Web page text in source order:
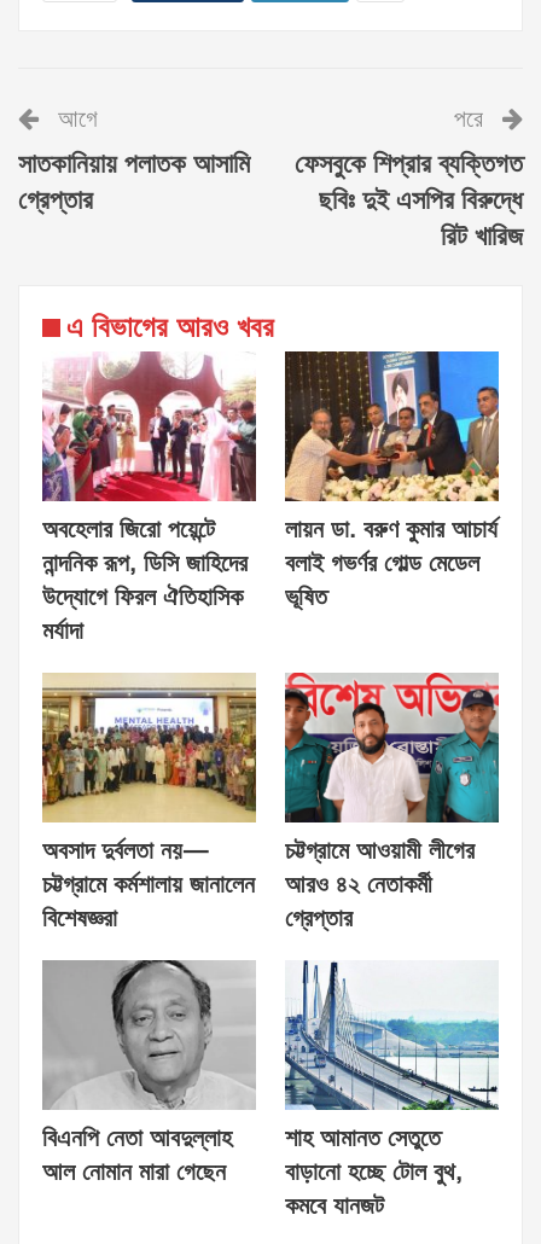
আগে
সাতকানিয়ায় পলাতক আসামি
গ্রেপ্তার
পরে
ফেসবুকে শিপ্রার ব্যক্তিগত
ছবিঃ দুই এসপির বিরুদ্ধে
রিট খারিজ
এ বিভাগের আরও খবর
অবহেলার জিরো পয়েন্টে
নান্দনিক রূপ, ডিসি জাহিদের
উদ্যোগে ফিরল ঐতিহাসিক
মর্যাদা
লায়ন ডা. বরুণ কুমার আচার্য
বলাই গভর্ণর গোল্ড মেডেল
ভূষিত
অবসাদ দুর্বলতা নয়—
চট্টগ্রামে কর্মশালায় জানালেন
বিশেষজ্ঞরা
চট্টগ্রামে আওয়ামী লীগের
আরও ৪২ নেতাকর্মী
গ্রেপ্তার
বিএনপি নেতা আবদুল্লাহ
আল নোমান মারা গেছেন
শাহ আমানত সেতুতে
বাড়ানো হচ্ছে টোল বুথ,
কমবে যানজট